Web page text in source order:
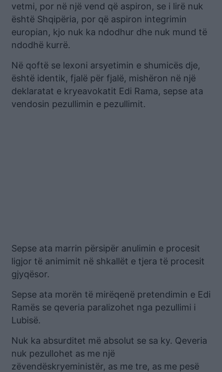
vetmi, por në një vend që aspiron, se i lirë nuk
është Shqipëria, por që aspiron integrimin
europian, kjo nuk ka ndodhur dhe nuk mund të
ndodhë kurrë.
Në qoftë se lexoni arsyetimin e shumicës dje,
është identik, fjalë për fjalë, mishëron në një
deklaratat e kryeavokatit Edi Rama, sepse ata
vendosin pezullimin e pezullimit.
Sepse ata marrin përsipër anulimin e procesit
ligjor të animimit në shkallët e tjera të procesit
gjyqësor.
Sepse ata morën të mirëqenë pretendimin e Edi
Ramës se qeveria paralizohet nga pezullimi i
Lubisë.
Nuk ka absurditet më absolut se sa ky. Qeveria
nuk pezullohet as me një
zëvendëskryeministër, as me tre, as me pesë